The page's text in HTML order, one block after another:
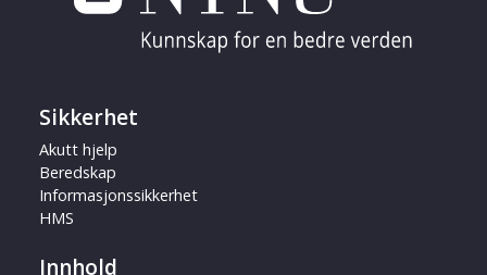
Sikkerhet
Akutt hjelp
Beredskap
Informasjonssikkerhet
HMS
Innhold